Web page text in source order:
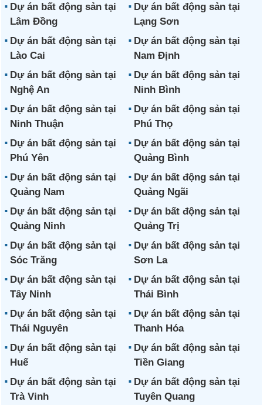
Dự án bất động sản tại
Lâm Đồng
Dự án bất động sản tại
Lạng Sơn
Dự án bất động sản tại
Lào Cai
Dự án bất động sản tại
Nam Định
Dự án bất động sản tại
Nghệ An
Dự án bất động sản tại
Ninh Bình
Dự án bất động sản tại
Ninh Thuận
Dự án bất động sản tại
Phú Thọ
Dự án bất động sản tại
Phú Yên
Dự án bất động sản tại
Quảng Bình
Dự án bất động sản tại
Quảng Nam
Dự án bất động sản tại
Quảng Ngãi
Dự án bất động sản tại
Quảng Ninh
Dự án bất động sản tại
Quảng Trị
Dự án bất động sản tại
Sóc Trăng
Dự án bất động sản tại
Sơn La
Dự án bất động sản tại
Tây Ninh
Dự án bất động sản tại
Thái Bình
Dự án bất động sản tại
Thái Nguyên
Dự án bất động sản tại
Thanh Hóa
Dự án bất động sản tại
Huế
Dự án bất động sản tại
Tiền Giang
Dự án bất động sản tại
Trà Vinh
Dự án bất động sản tại
Tuyên Quang